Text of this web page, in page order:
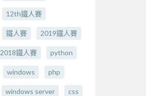
12th鐵人賽
鐵人賽 2019鐵人賽
2018鐵人賽 python
windows php
windows server css